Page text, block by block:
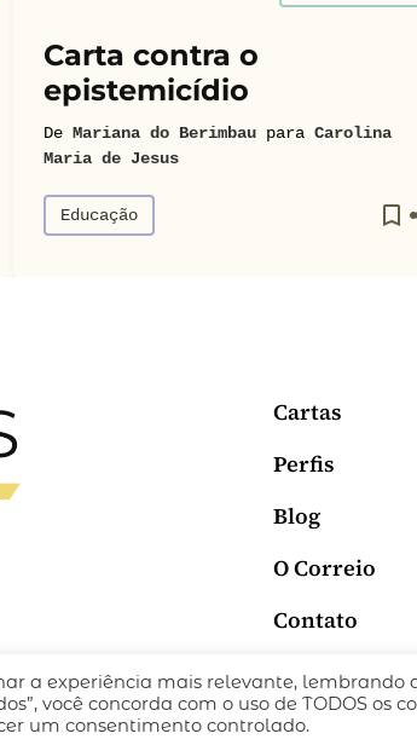
Carta contra o
epistemicídio
De Mariana do Berimbau para Carolina
Maria de Jesus
Educação
Cartas
Perfis
Blog
O Correio
Contato
DE PRIVACIDADE TERMOS DE USO
a experiência mais relevante, lembrando
você concorda com o uso de TODOS os
um consentimento controlado.